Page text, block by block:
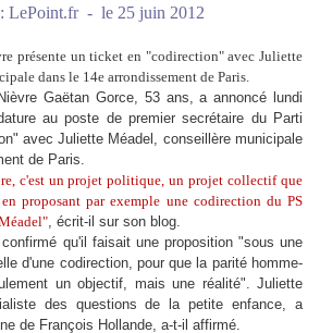
: LePoint.fr - le 25 juin 2012
présente un ticket en "codirection" avec Juliette
dans le 14e arrondissement de Paris.
Gaëtan Gorce, 53 ans, a annoncé lundi
au poste de premier secrétaire du Parti
avec Juliette Méadel, conseillère municipale
de Paris.
c'est un projet politique, un projet collectif que
proposant par exemple une codirection du PS
, écrit-il sur son blog.
qu'il faisait une proposition "sous une
d'une codirection, pour que la parité homme-
un objectif, mais une réalité". Juliette
des questions de la petite enfance, a
de François Hollande, a-t-il affirmé.